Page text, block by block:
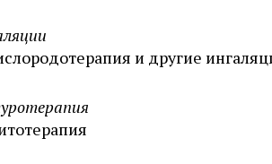
и другие